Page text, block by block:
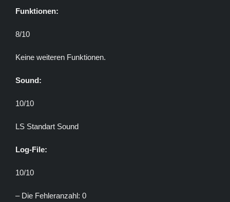
Funktionen:
8/10
Keine weiteren Funktionen.
Sound:
10/10
LS Standart Sound
Log-File:
10/10
– Die Fehleranzahl: 0